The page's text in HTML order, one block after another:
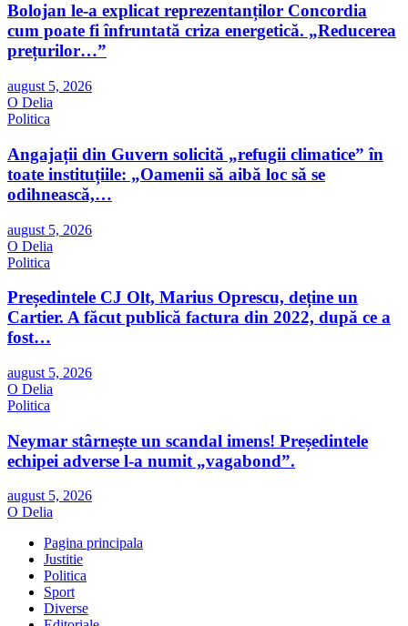
Bolojan le-a explicat reprezentanților Concordia
cum poate fi înfruntată criza energetică. „Reducerea
prețurilor…”
august 5, 2026
O Delia
Politica
Angajații din Guvern solicită „refugii climatice” în
toate instituțiile: „Oamenii să aibă loc să se
odihnească,…
august 5, 2026
O Delia
Politica
Președintele CJ Olt, Marius Oprescu, deține un
Cartier. A făcut publică factura din 2022, după ce a
fost…
august 5, 2026
O Delia
Politica
Neymar stârnește un scandal imens! Președintele
echipei adverse l-a numit „vagabond”.
august 5, 2026
O Delia
Pagina principala
Justitie
Politica
Sport
Diverse